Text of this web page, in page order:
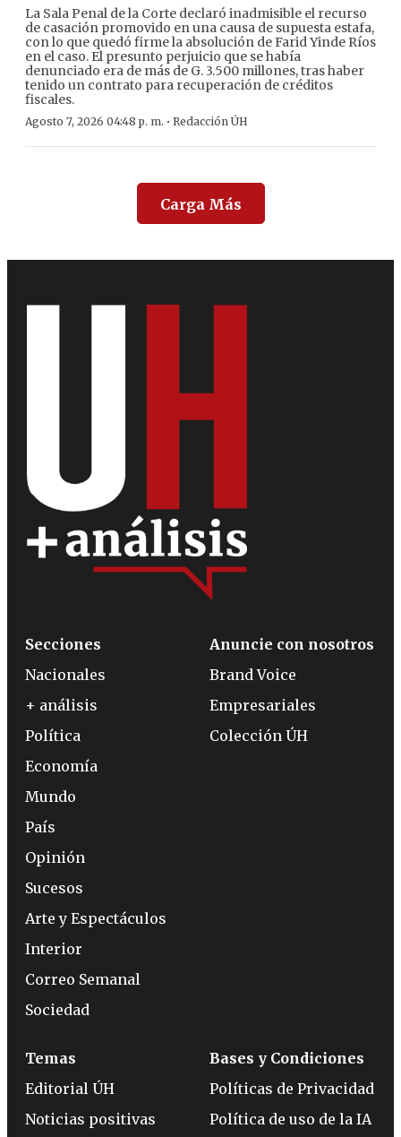
La Sala Penal de la Corte declaró inadmisible el recurso
de casación promovido en una causa de supuesta estafa,
con lo que quedó firme la absolución de Farid Yinde Ríos
en el caso. El presunto perjuicio que se había
denunciado era de más de G. 3.500 millones, tras haber
tenido un contrato para recuperación de créditos
fiscales.
Agosto 7, 2026 04:48 p. m. · Redacción ÚH
Carga Más
Secciones
Nacionales
+ análisis
Política
Economía
Mundo
País
Opinión
Sucesos
Arte y Espectáculos
Interior
Correo Semanal
Sociedad
Anuncie con nosotros
Brand Voice
Empresariales
Colección ÚH
Temas
Editorial ÚH
Noticias positivas
Bases y Condiciones
Políticas de Privacidad
Política de uso de la IA